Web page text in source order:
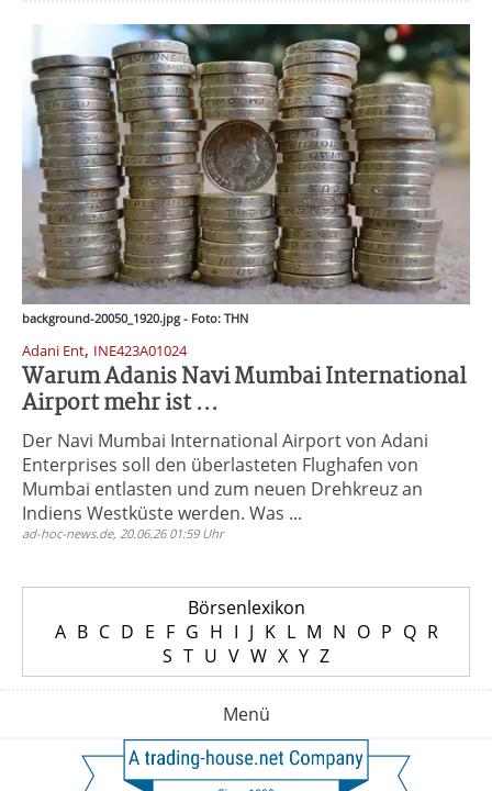
background-20050_1920.jpg - Foto: THN
Adani Ent, INE423A01024
Warum Adanis Navi Mumbai International
Airport mehr ist ...
Der Navi Mumbai International Airport von Adani
Enterprises soll den überlasteten Flughafen von
Mumbai entlasten und zum neuen Drehkreuz an
Indiens Westküste werden. Was ...
ad-hoc-news.de, 20.06.26 01:59 Uhr
Börsenlexikon
A B C D E F G H I J K L M N O P Q R
S T U V W X Y Z
Menü